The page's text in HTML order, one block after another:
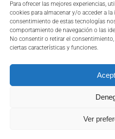
Para ofrecer las mejores experiencias,
cookies para almacenar y/o acceder a
consentimiento de estas tecnologías
comportamiento de navegación o las
No consentir o retirar el
ciertas características y funciones.
Ver
empresas:
y
La inteligencia
revolucionando el
están